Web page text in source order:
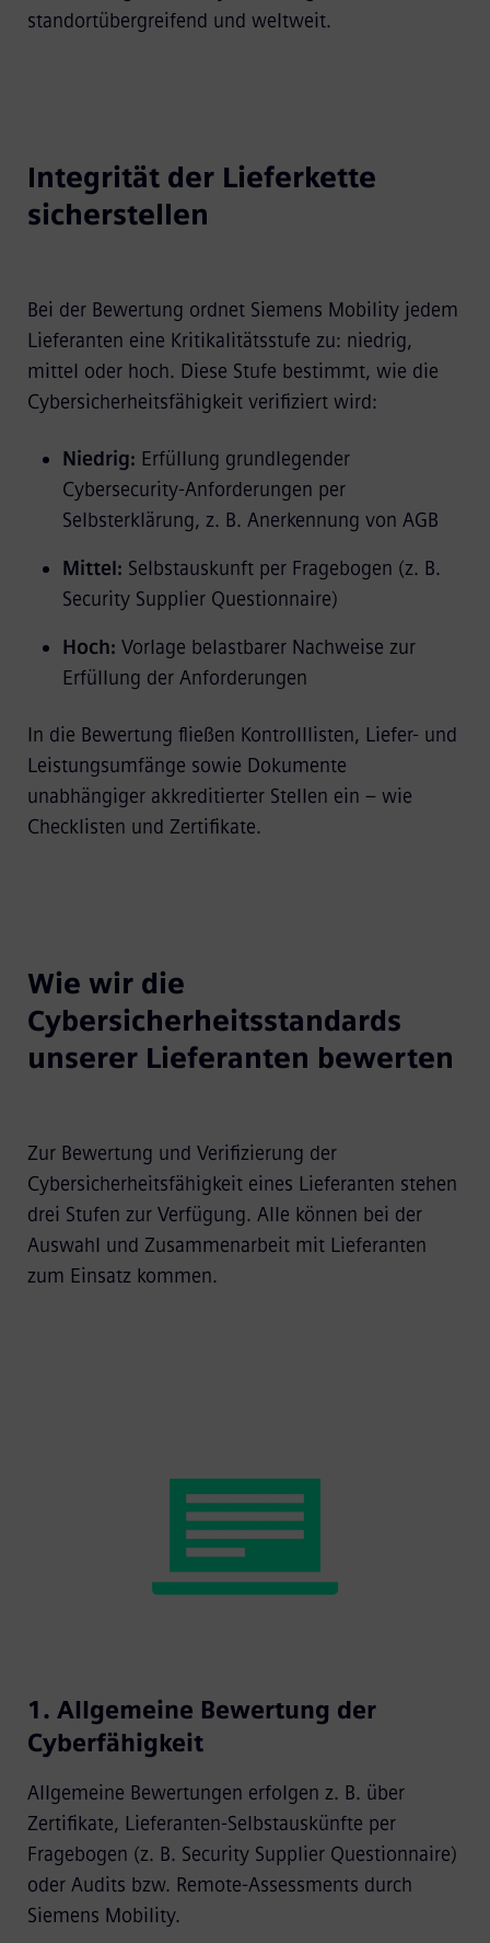
standortübergreifend und weltweit.
Integrität der Lieferkette
sicherstellen
Bei der Bewertung ordnet Siemens Mobility jedem
Lieferanten eine Kritikalitätsstufe zu: niedrig,
mittel oder hoch. Diese Stufe bestimmt, wie die
Cybersicherheitsfähigkeit verifiziert wird:
Niedrig: Erfüllung grundlegender
Cybersecurity-Anforderungen per
Selbsterklärung, z. B. Anerkennung von AGB
Mittel: Selbstauskunft per Fragebogen (z. B.
Security Supplier Questionnaire)
Hoch: Vorlage belastbarer Nachweise zur
Erfüllung der Anforderungen
In die Bewertung fließen Kontrolllisten, Liefer- und
Leistungsumfänge sowie Dokumente
unabhängiger akkreditierter Stellen ein – wie
Checklisten und Zertifikate.
Wie wir die
Cybersicherheitsstandards
unserer Lieferanten bewerten
Zur Bewertung und Verifizierung der
Cybersicherheitsfähigkeit eines Lieferanten stehen
drei Stufen zur Verfügung. Alle können bei der
Auswahl und Zusammenarbeit mit Lieferanten
zum Einsatz kommen.
1. Allgemeine Bewertung der
Cyberfähigkeit
Allgemeine Bewertungen erfolgen z. B. über
Zertifikate, Lieferanten-Selbstauskünfte per
Fragebogen (z. B. Security Supplier Questionnaire)
oder Audits bzw. Remote-Assessments durch
Siemens Mobility.